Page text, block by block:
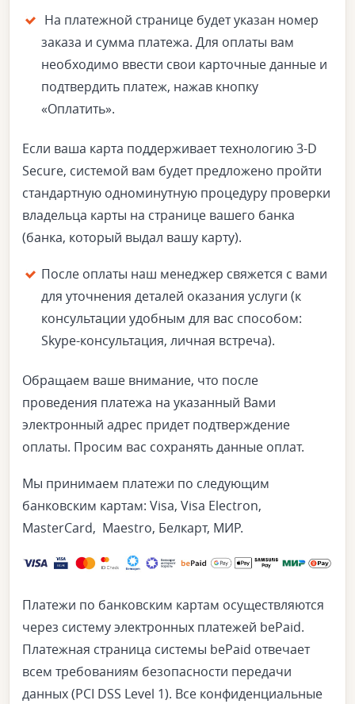
На платежной странице будет указан номер
заказа и сумма платежа. Для оплаты вам
необходимо ввести свои карточные данные и
подтвердить платеж, нажав кнопку
«Оплатить».
Если ваша карта поддерживает технологию 3-D
Secure, системой вам будет предложено пройти
стандартную одноминутную процедуру проверки
владельца карты на странице вашего банка
(банка, который выдал вашу карту).
После оплаты наш менеджер свяжется с вами
для уточнения деталей оказания услуги (к
консультации удобным для вас способом:
Skype-консультация, личная встреча).
Обращаем ваше внимание, что после
проведения платежа на указанный Вами
электронный адрес придет подтверждение
оплаты. Просим вас сохранять данные оплат.
Мы принимаем платежи по следующим
банковским картам: Visa, Visa Electron,
MasterCard, Maestro, Белкарт, МИР.
Платежи по банковским картам осуществляются
через систему электронных платежей bePaid.
Платежная страница системы bePaid отвечает
всем требованиям безопасности передачи
данных (PCI DSS Level 1). Все конфиденциальные